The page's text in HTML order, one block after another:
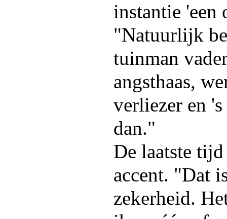
instantie 'een
"Natuurlijk
tuinman
angsthaas,
verliezer en
dan."
De laatste
accent. "Dat
zekerheid.